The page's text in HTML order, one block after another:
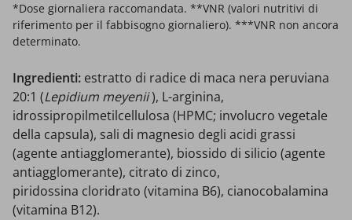
*Dose giornaliera raccomandata. **VNR (valori nutritivi di
riferimento per il fabbisogno giornaliero). ***VNR non ancora
determinato.
Ingredienti: estratto di radice di maca nera peruviana
20:1 (Lepidium meyenii), L-arginina,
idrossipropilmetilcellulosa (HPMC; involucro vegetale
della capsula), sali di magnesio degli acidi grassi
(agente antiagglomerante), biossido di silicio (agente
antiagglomerante), citrato di zinco,
piridossina cloridrato (vitamina B6), cianocobalamina
(vitamina B12).